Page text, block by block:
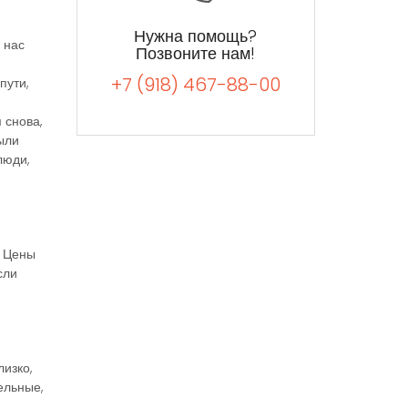
нас
Цены
Нужна помощь?
Позвоните нам!
+7 (918) 467-88-00